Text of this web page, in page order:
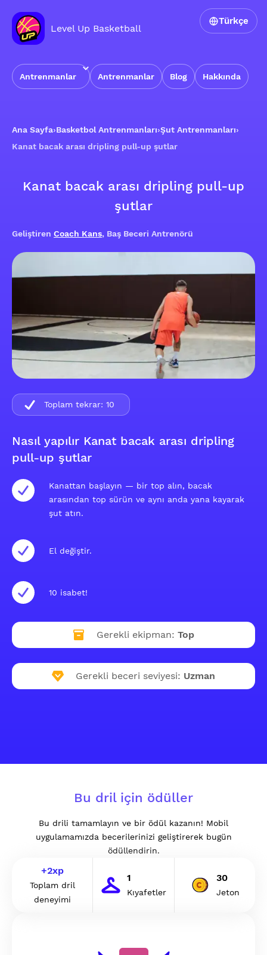
Level Up Basketball
Antrenmanlar Antrenmanlar Blog Hakkında
Türkçe
Ana Sayfa›Basketbol Antrenmanları›Şut Antrenmanları›
Kanat bacak arası dripling pull-up şutlar
Kanat bacak arası dripling pull-up
şutlar
Geliştiren Coach Kans, Baş Beceri Antrenörü
Nasıl yapılır Kanat bacak arası dripling
pull-up şutlar
Kanattan başlayın — bir top alın, bacak
arasından top sürün ve aynı anda yana kayarak
şut atın.
El değiştir.
10 isabet!
Gerekli ekipman: Top
Gerekli beceri seviyesi: Uzman
Toplam tekrar: 10
Bu dril için ödüller
Bu drili tamamlayın ve bir ödül kazanın! Mobil
uygulamamızda becerilerinizi geliştirerek bugün
ödüllendirin.
+2xp
Toplam dril
deneyimi
1
Kıyafetler
30
Jeton